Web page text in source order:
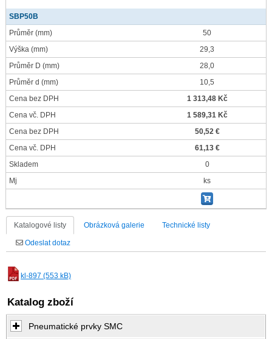
SBP50B
Průměr (mm)
50
Výška (mm)
29,3
Průměr D (mm)
28,0
Průměr d (mm)
10,5
Cena bez DPH
1 313,48 Kč
Cena vč. DPH
1 589,31 Kč
Cena bez DPH
50,52 €
Cena vč. DPH
61,13 €
Skladem
0
Mj
ks
Katalogové listy Obrázková galerie Technické listy
Odeslat dotaz
kl-897 (553 kB)
Katalog zboží
Pneumatické prvky SMC